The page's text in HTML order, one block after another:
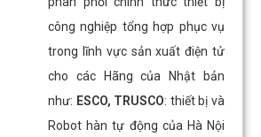
công nghiệp tổng hợp phục vụ
trong lĩnh vực sản xuất điện tử
cho các Hãng của Nhật bản
như: ESCO, TRUSCO: thiết bị và
Robot hàn tự động của Hà Nội